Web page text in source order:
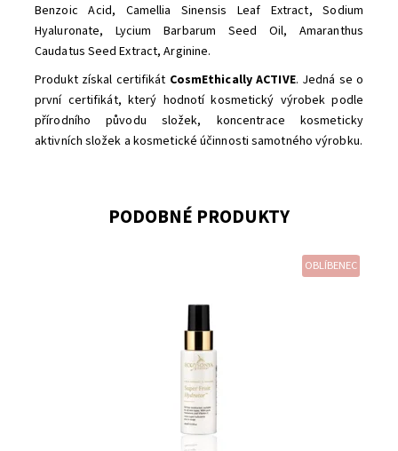
Benzoic Acid, Camellia Sinensis Leaf Extract, Sodium
Hyaluronate, Lycium Barbarum Seed Oil, Amaranthus
Caudatus Seed Extract, Arginine.
Produkt získal certifikát CosmEthically ACTIVE. Jedná se o
první certifikát, který hodnotí kosmetický výrobek podle
přírodního původu složek, koncentrace kosmeticky
aktivních složek a kosmetické účinnosti samotného výrobku.
PODOBNÉ PRODUKTY
OBLÍBENEC